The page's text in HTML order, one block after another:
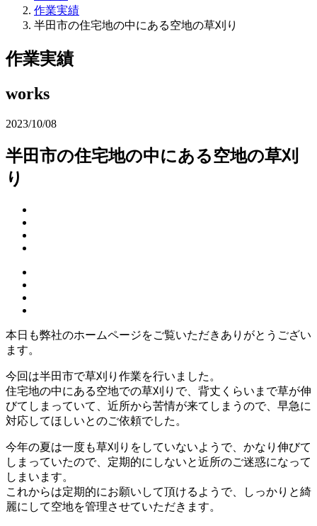
作業実績
半田市の住宅地の中にある空地の草刈り
作業実績
works
2023/10/08
半田市の住宅地の中にある空地の草刈
り
本日も弊社のホームページをご覧いただきありがとうござい
ます。
今回は半田市で草刈り作業を行いました。
住宅地の中にある空地での草刈りで、背丈くらいまで草が伸
びてしまっていて、近所から苦情が来てしまうので、早急に
対応してほしいとのご依頼でした。
今年の夏は一度も草刈りをしていないようで、かなり伸びて
しまっていたので、定期的にしないと近所のご迷惑になって
しまいます。
これからは定期的にお願いして頂けるようで、しっかりと綺
麗にして空地を管理させていただきます。